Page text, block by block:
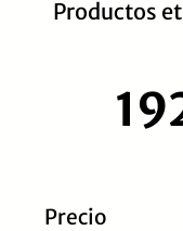
Productos
Precio